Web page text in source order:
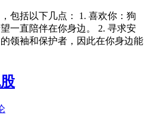
包括以下几点： 1. 喜欢你：狗
一直陪伴在你身边。 2. 寻求安
领袖和保护者，因此在你身边能